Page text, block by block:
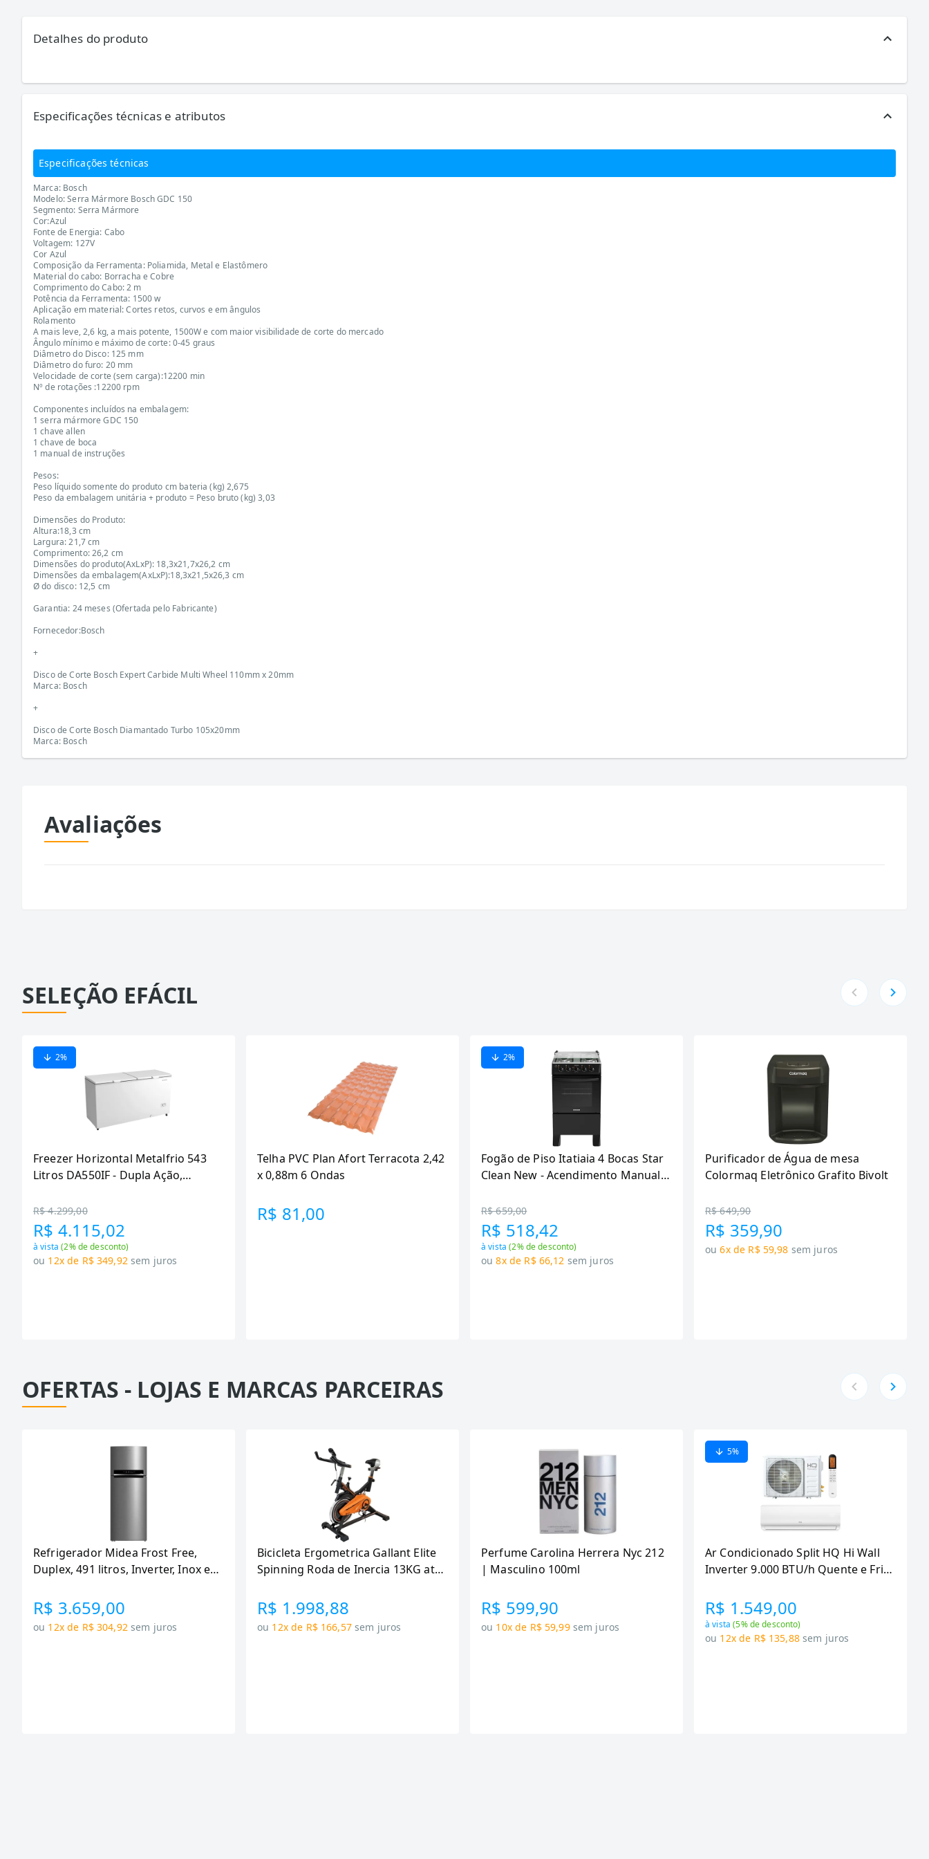
Detalhes do produto
Especificações técnicas e atributos
Especificações técnicas
Marca: Bosch
Modelo: Serra Mármore Bosch GDC 150
Segmento: Serra Mármore
Cor:Azul
Fonte de Energia: Cabo
Voltagem: 127V
Cor Azul
Composição da Ferramenta: Poliamida, Metal e Elastômero
Material do cabo: Borracha e Cobre
Comprimento do Cabo: 2 m
Potência da Ferramenta: 1500 w
Aplicação em material: Cortes retos, curvos e em ângulos
Rolamento
A mais leve, 2,6 kg, a mais potente, 1500W e com maior visibilidade de corte do mercado
Ângulo mínimo e máximo de corte: 0-45 graus
Diâmetro do Disco: 125 mm
Diâmetro do furo: 20 mm
Velocidade de corte (sem carga):12200 min
Nº de rotações :12200 rpm
Componentes incluídos na embalagem:
1 serra mármore GDC 150
1 chave allen
1 chave de boca
1 manual de instruções
Pesos:
Peso líquido somente do produto cm bateria (kg) 2,675
Peso da embalagem unitária + produto = Peso bruto (kg) 3,03
Dimensões do Produto:
Altura:18,3 cm
Largura: 21,7 cm
Comprimento: 26,2 cm
Dimensões do produto(AxLxP): 18,3x21,7x26,2 cm
Dimensões da embalagem(AxLxP):18,3x21,5x26,3 cm
Ø do disco: 12,5 cm
Garantia: 24 meses (Ofertada pelo Fabricante)
Fornecedor:Bosch
+
Disco de Corte Bosch Expert Carbide Multi Wheel 110mm x 20mm
Marca: Bosch
+
Disco de Corte Bosch Diamantado Turbo 105x20mm
Marca: Bosch
Avaliações
SELEÇÃO EFÁCIL
2%
Freezer Horizontal Metalfrio 543
Litros DA550IF - Dupla Ação,
R$ 4.299,00
R$ 4.115,02
à vista(2% de desconto)
ou 12x de R$ 349,92 sem juros
Telha PVC Plan Afort Terracota 2,42
x 0,88m 6 Ondas
R$ 81,00
2%
Fogão de Piso Itatiaia 4 Bocas Star
Clean New - Acendimento Manual,
R$ 659,00
R$ 518,42
à vista(2% de desconto)
ou 8x de R$ 66,12 sem juros
Purificador de Água de mesa
Colormaq Eletrônico Grafito Bivolt
R$ 649,90
R$ 359,90
ou 6x de R$ 59,98 sem juros
OFERTAS - LOJAS E MARCAS PARCEIRAS
Refrigerador Midea Frost Free,
Duplex, 491 litros, Inverter, Inox e
R$ 3.659,00
ou 12x de R$ 304,92 sem juros
Bicicleta Ergometrica Gallant Elite
Spinning Roda de Inercia 13KG ate
R$ 1.998,88
ou 12x de R$ 166,57 sem juros
Perfume Carolina Herrera Nyc 212
| Masculino 100ml
R$ 599,90
ou 10x de R$ 59,99 sem juros
5%
Ar Condicionado Split HQ Hi Wall
Inverter 9.000 BTU/h Quente e Frio
VIHT9KCH3S2S23 -
R$ 1.549,00
à vista(5% de desconto)
ou 12x de R$ 135,88 sem juros